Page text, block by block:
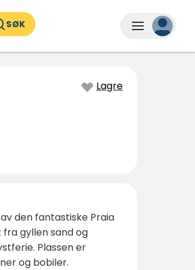
SØK
Lagre
den fantastiske Praia
gyllen sand og
Plassen er
og bobiler.